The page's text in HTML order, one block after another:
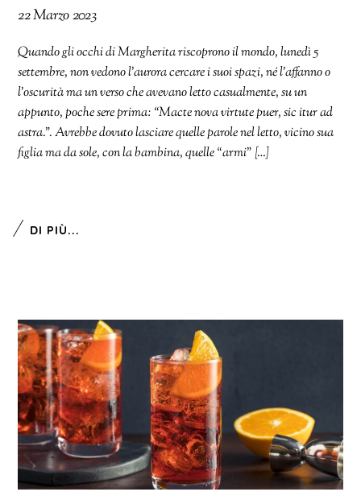
22 Marzo 2023
Quando gli occhi di Margherita riscoprono il mondo, lunedì 5
settembre, non vedono l’aurora cercare i suoi spazi, né l’affanno o
l’oscurità ma un verso che avevano letto casualmente, su un
appunto, poche sere prima: “Macte nova virtute puer, sic itur ad
astra.”. Avrebbe dovuto lasciare quelle parole nel letto, vicino sua
figlia ma da sole, con la bambina, quelle “armi” […]
DI PIÙ...